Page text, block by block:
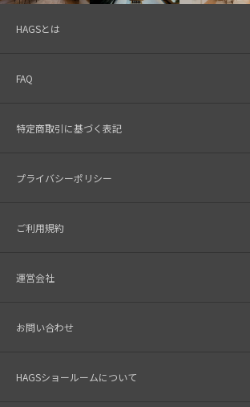
HAGSとは
FAQ
特定商取引に基づく表記
プライバシーポリシー
ご利用規約
運営会社
お問い合わせ
HAGSショールームについて